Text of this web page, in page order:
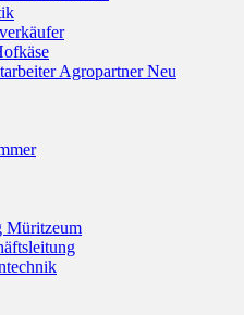
Agropartner Neu
Müritzeum